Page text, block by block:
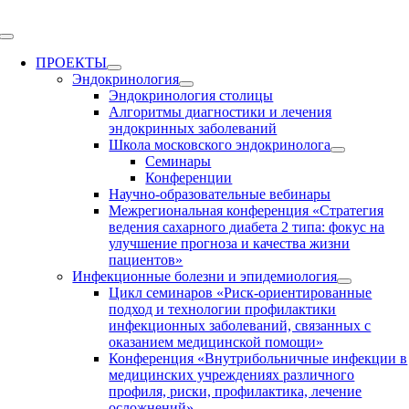
to
Toggle
NavigationПРОЕКТЫ
Эндокринология
Эндокринология столицы
Алгоритмы диагностики и лечения
эндокринных заболеваний
Школа московского эндокринолога
Семинары
Конференции
Научно-образовательные вебинары
Межрегиональная конференция «Стратегия
ведения сахарного диабета 2 типа: фокус на
улучшение прогноза и качества жизни
пациентов»
Инфекционные болезни и эпидемиология
Цикл семинаров «Риск-ориентированные
подход и технологии профилактики
инфекционных заболеваний, связанных с
оказанием медицинской помощи»
Конференция «Внутрибольничные инфекции в
медицинских учреждениях различного
профиля, риски, профилактика, лечение